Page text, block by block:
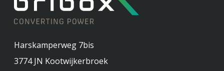
Harskamperweg 7bis
3774 JN Kootwijkerbroek